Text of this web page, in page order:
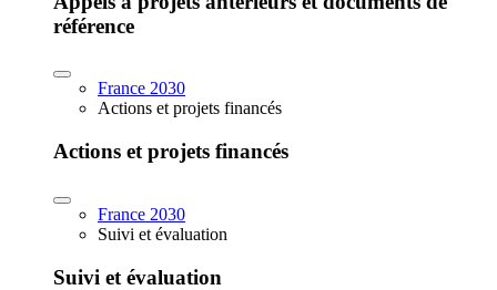
référence
France 2030
Actions et projets financés
Actions et projets financés
France 2030
Suivi et évaluation
Suivi et évaluation